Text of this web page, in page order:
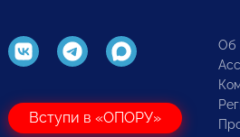
Вступи в «ОПОРУ»
Об